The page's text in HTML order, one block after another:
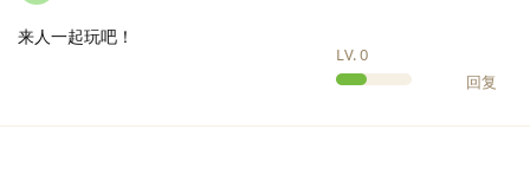
LV.0
来人一起玩吧！
回复